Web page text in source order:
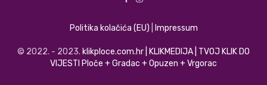
Politika kolačića (EU) Impressum
© 2022. - 2023. klikploce.com.hr | KLIKMEDIJA | TVOJ KLIK DO
VIJESTI Ploče + Gradac + Opuzen + Vrgorac